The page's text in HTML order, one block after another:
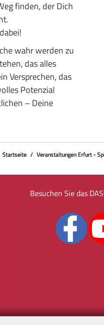
finden, der Dich
wahr werden zu
das alles
Versprechen, das
Potenzial
– Deine
Startseite Veranstaltungen Erfurt -
Besuchen Sie das